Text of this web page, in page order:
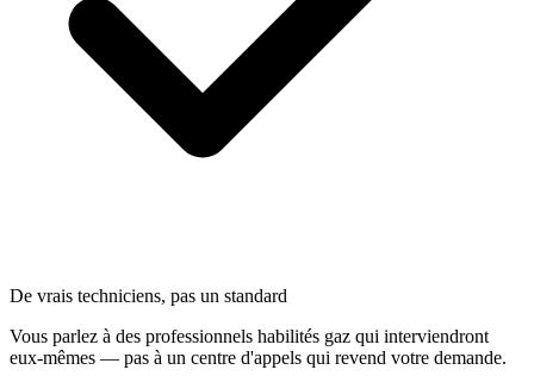
De vrais techniciens, pas un standard
Vous parlez à des professionnels habilités gaz qui interviendront
eux-mêmes — pas à un centre d'appels qui revend votre demande.